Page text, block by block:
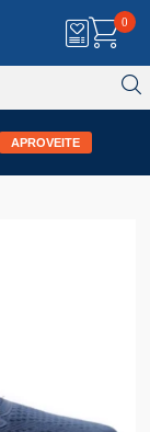
0
APROVEITE